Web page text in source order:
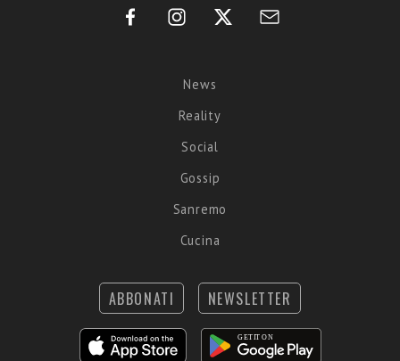
News
Reality
Social
Gossip
Sanremo
Cucina
ABBONATI NEWSLETTER